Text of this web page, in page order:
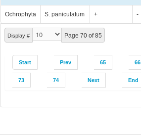
Display # Page 70 of 85
Start Prev 65 66
73 74 Next End
Ochrophyta S. paniculatum + -